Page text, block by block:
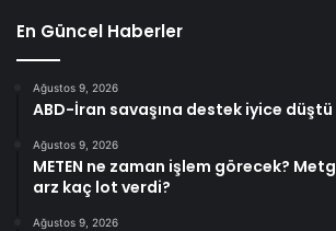
En Güncel Haberler
Ağustos 9, 2026
ABD-İran savaşına destek iyice düştü
Ağustos 9, 2026
METEN ne zaman işlem görecek?
arz kaç lot verdi?
Ağustos 9, 2026